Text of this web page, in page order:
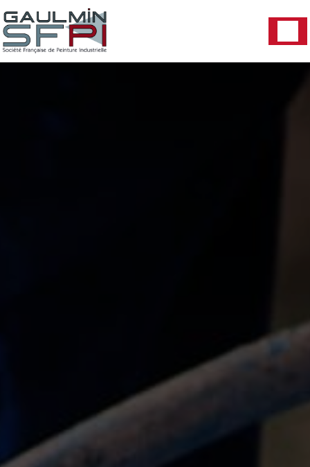
Panneau de gestion des cookies